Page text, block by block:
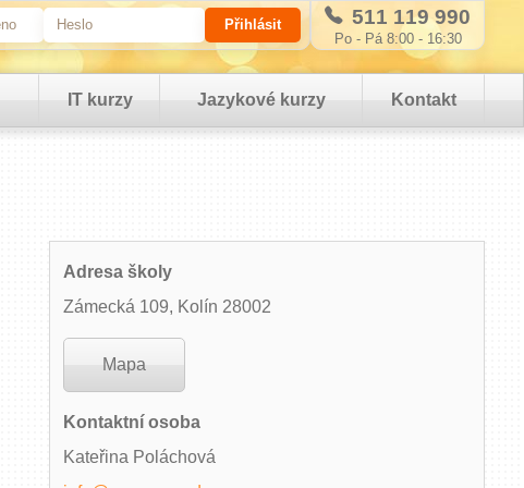
511 119 990
Po - Pá 8:00 - 16:30
IT kurzy Jazykové kurzy Kontakt
Adresa školy
Zámecká 109, Kolín 28002
Mapa
Kontaktní osoba
Kateřina Poláchová